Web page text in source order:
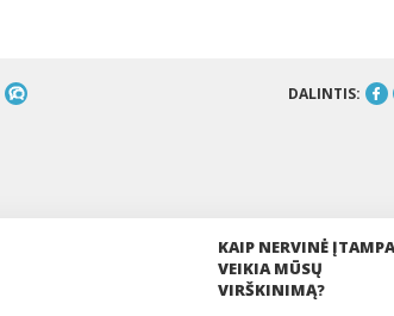
DALINTIS:
KAIP NERVINĖ ĮTAMPA
VEIKIA MŪSŲ
VIRŠKINIMĄ?